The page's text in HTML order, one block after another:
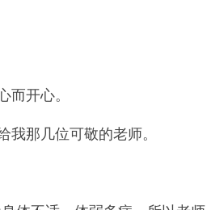
开心。
那几位可敬的老师。